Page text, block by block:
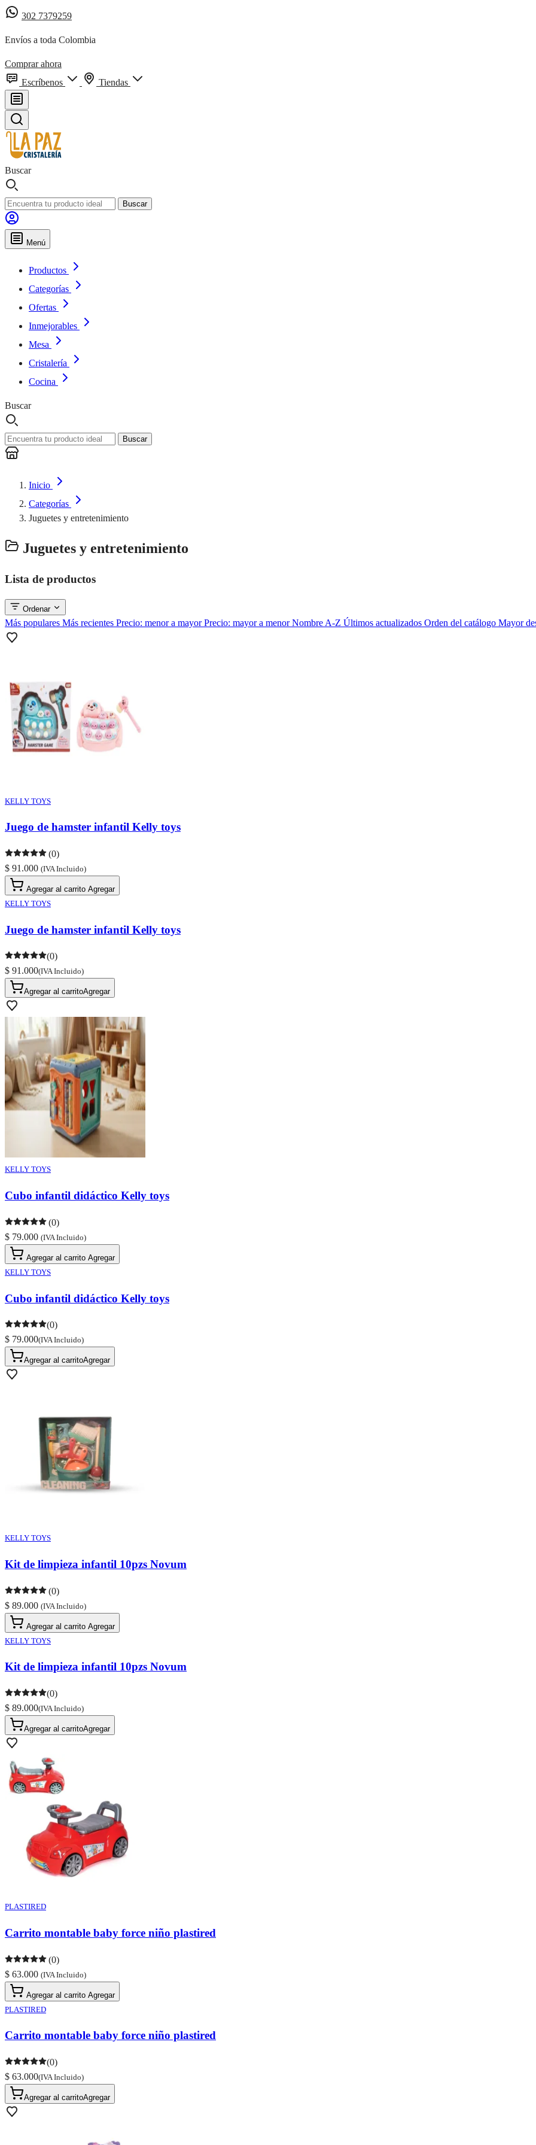
302 7379259
Envíos a toda Colombia
Comprar ahora
Escríbenos
Tiendas
Buscar
Buscar
Menú
Productos
Categorías
Ofertas
Inmejorables
Mesa
Cristalería
Cocina
Buscar
Buscar
Inicio
Categorías
Juguetes y entretenimiento
Juguetes y entretenimiento
Lista de productos
Ordenar
Más populares Más recientes Precio: menor a mayorPrecio: mayor a menorNombre A-Z Últimos actualizados Orden del catálogo Mayor
KELLY TOYS
Juego de hamster infantil Kelly toys
(0)
$ 91.000 (IVA Incluido)
Agregar al carrito Agregar
KELLY TOYS
Juego de hamster infantil Kelly toys
(0)
$ 91.000(IVA Incluido)
Agregar al carritoAgregar
KELLY TOYS
Cubo infantil didáctico Kelly toys
(0)
$ 79.000 (IVA Incluido)
Agregar al carrito Agregar
KELLY TOYS
Cubo infantil didáctico Kelly toys
(0)
$ 79.000(IVA Incluido)
Agregar al carritoAgregar
KELLY TOYS
Kit de limpieza infantil 10pzs Novum
(0)
$ 89.000 (IVA Incluido)
Agregar al carrito Agregar
KELLY TOYS
Kit de limpieza infantil 10pzs Novum
(0)
$ 89.000(IVA Incluido)
Agregar al carritoAgregar
PLASTIRED
Carrito montable baby force niño plastired
(0)
$ 63.000 (IVA Incluido)
Agregar al carrito Agregar
PLASTIRED
Carrito montable baby force niño plastired
(0)
$ 63.000(IVA Incluido)
Agregar al carritoAgregar